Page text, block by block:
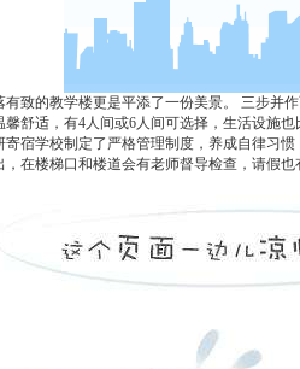
的教学楼更是平添了一份美景。 三步并
舒适，有4人间或6人间可选择，生活设施
学校制定了严格管理制度，养成自律习
在楼梯口和楼道会有老师督导检查，请假也